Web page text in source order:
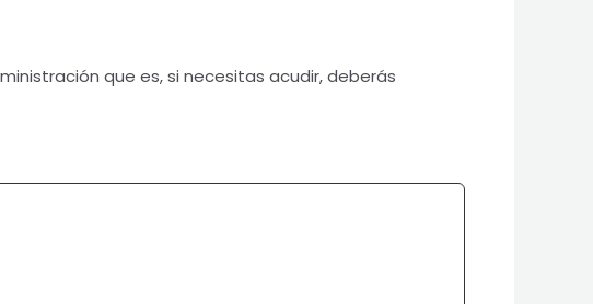
que es, si necesitas acudir, deberás